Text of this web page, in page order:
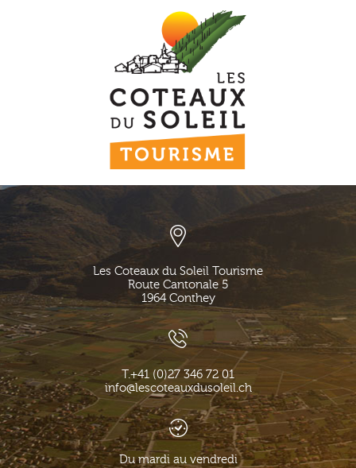
Les Coteaux du Soleil Tourisme
Route Cantonale 5
1964 Conthey
T.+41 (0)27 346 72 01
info@lescoteauxdusoleil.ch
Du mardi au vendredi